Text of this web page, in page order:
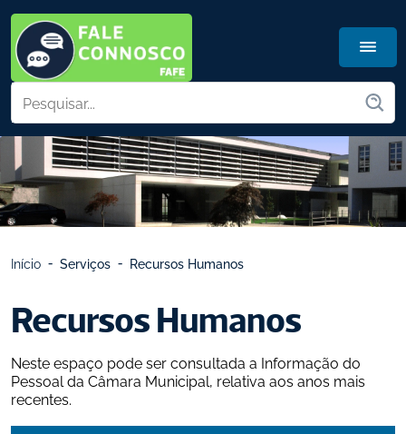
Início Serviços Recursos Humanos
Recursos Humanos
Neste espaço pode ser consultada a Informação do
Pessoal da Câmara Municipal, relativa aos anos mais
recentes.